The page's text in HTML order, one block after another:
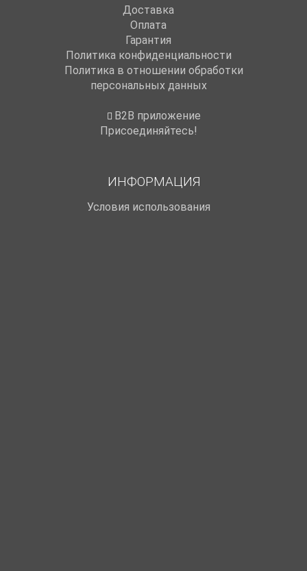
Доставка
Оплата
Гарантия
Политика конфиденциальности
Политика в отношении обработки
персональных данных
B2B приложение
Присоединяйтесь!
ИНФОРМАЦИЯ
Условия использования